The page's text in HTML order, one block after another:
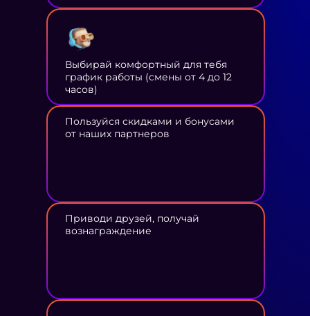
Выбирай комфортный для тебя
график работы (смены от 4 до 12
часов)
Пользуйся скидками и бонусами
от наших партнеров
Приводи друзей, получай
вознаграждение